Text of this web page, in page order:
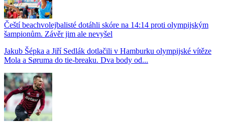
Čeští beachvolejbalisté dotáhli skóre na 14:14 proti olympijským
šampionům. Závěr jim ale nevyšel
Jakub Šépka a Jiří Sedlák dotlačili v Hamburku olympijské vítěze
Mola a Søruma do tie-breaku. Dva body od...